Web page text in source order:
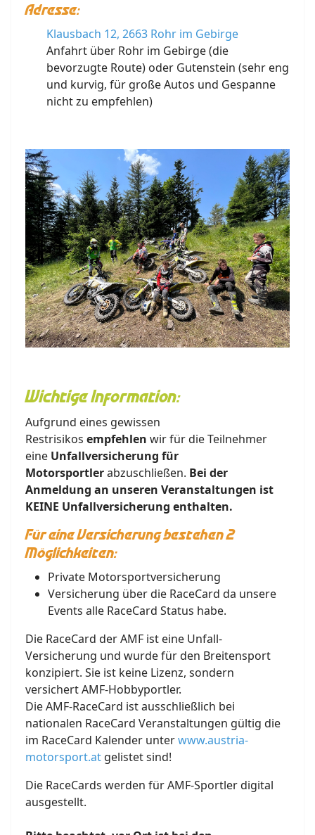
Adresse:
Klausbach 12, 2663 Rohr im Gebirge
Anfahrt über Rohr im Gebirge (die
bevorzugte Route) oder Gutenstein (sehr eng
und kurvig, für große Autos und Gespanne
nicht zu empfehlen)
Wichtige Information:
Aufgrund eines gewissen
Restrisikos empfehlen wir für die Teilnehmer
eine Unfallversicherung für
Motorsportlerabzuschließen. Bei der
Anmeldung an unseren Veranstaltungen ist
KEINE Unfallversicherung enthalten.
Für eine Versicherung bestehen 2
Möglichkeiten:
Private Motorsportversicherung
Versicherung über die RaceCard da unsere
Events alle RaceCard Status habe.
Die RaceCard der AMF ist eine Unfall-
Versicherung und wurde für den Breitensport
konzipiert. Sie ist keine Lizenz, sondern
versichert AMF-Hobbyportler.
Die AMF-RaceCard ist ausschließlich bei
nationalen RaceCard Veranstaltungen gültig die
im RaceCard Kalender unterwww.austria-
motorsport.at gelistet sind!
Die RaceCards werden für AMF-Sportler digital
ausgestellt.